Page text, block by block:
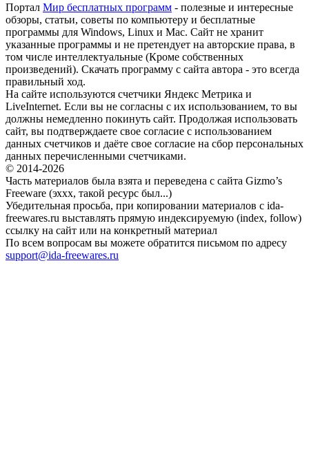
Портал Мир бесплатных программ - полезные и интересные
обзоры, статьи, советы по компьютеру и бесплатные
программы для Windows, Linux и Mac. Сайт не хранит
указанные программы и не претендует на авторские права, в
том числе интеллектуальные (Кроме собственных
произведений). Скачать программу с сайта автора - это всегда
правильный ход.
На сайте используются счетчики Яндекс Метрика и
LiveInternet. Если вы не согласны с их использованием, то вы
должны немедленно покинуть сайт. Продолжая использовать
сайт, вы подтверждаете свое согласие с использованием
данных счетчиков и даёте свое согласие на сбор персональных
данных перечисленными счетчиками.
© 2014-2026
Часть материалов была взята и переведена с сайта Gizmo’s
Freeware (эххх, такой ресурс был...)
Убедительная просьба, при копировании материалов с ida-
freewares.ru выставлять прямую индексируемую (index, follow)
ссылку на сайт или на конкретный материал
По всем вопросам вы можете обратится письмом по адресу
support@ida-freewares.ru